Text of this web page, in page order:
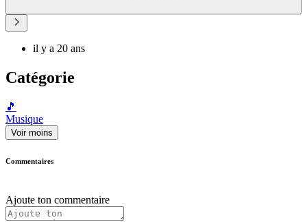
il y a 20 ans
Catégorie
🎵
Musique
Voir moins
Commentaires
Ajoute ton commentaire